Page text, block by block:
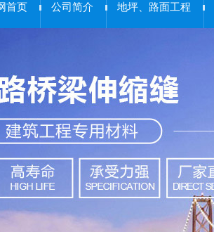
首页 公司简介 地坪、路面工程